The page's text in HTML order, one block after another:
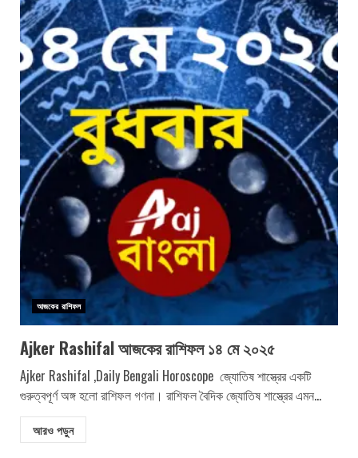
আজকের রাশিফল
Ajker Rashifal আজকের রাশিফল ১৪ মে ২০২৫
Ajker Rashifal ,Daily Bengali Horoscope জ্যোতিষ শাস্ত্রের একটি
গুরুত্বপূর্ণ অঙ্গ হলো রাশিফল গণনা। রাশিফল বৈদিক জ্যোতিষ শাস্ত্রের এমন...
আরও পড়ুন